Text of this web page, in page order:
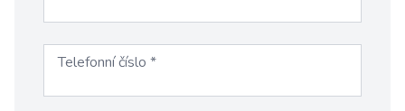
Telefonní číslo *